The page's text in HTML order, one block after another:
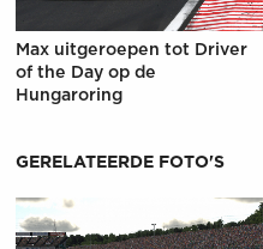
Max uitgeroepen tot Driver
of the Day op de
Hungaroring
GERELATEERDE FOTO'S